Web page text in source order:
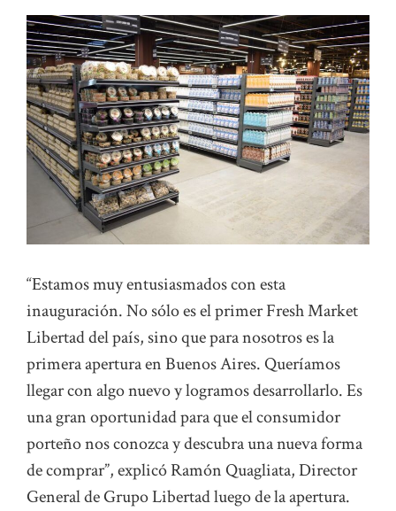
“Estamos muy entusiasmados con esta
inauguración. No sólo es el primer Fresh Market
Libertad del país, sino que para nosotros es la
primera apertura en Buenos Aires. Queríamos
llegar con algo nuevo y logramos desarrollarlo. Es
una gran oportunidad para que el consumidor
porteño nos conozca y descubra una nueva forma
de comprar”, explicó Ramón Quagliata, Director
General de Grupo Libertad luego de la apertura.